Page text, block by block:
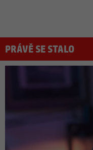
PRÁVĚ SE STALO